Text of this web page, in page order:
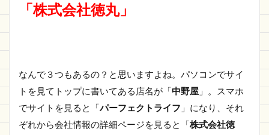
「株式会社徳丸」
なんで３つもあるの？と思いますよね。パソコンでサイ
トを見てトップに書いてある店名が「中野屋 」。スマホ
でサイトを見ると「パーフェクトライフ 」になり、それ
ぞれから会社情報の詳細ページを見ると「株式会社徳